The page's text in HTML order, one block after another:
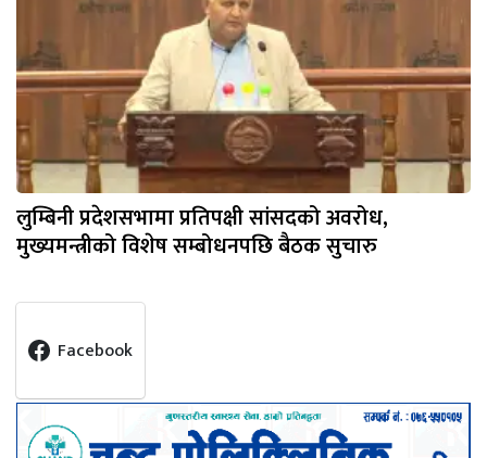
लुम्बिनी प्रदेशसभामा प्रतिपक्षी सांसदको अवरोध,
मुख्यमन्त्रीको विशेष सम्बोधनपछि बैठक सुचारु
Facebook